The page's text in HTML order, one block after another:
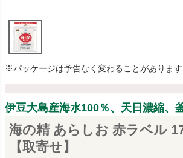
※パッケージは予告なく変わることがあります
伊豆大島産海水100％、天日濃縮、
海の精 あらしお 赤ラベル
【取寄せ】